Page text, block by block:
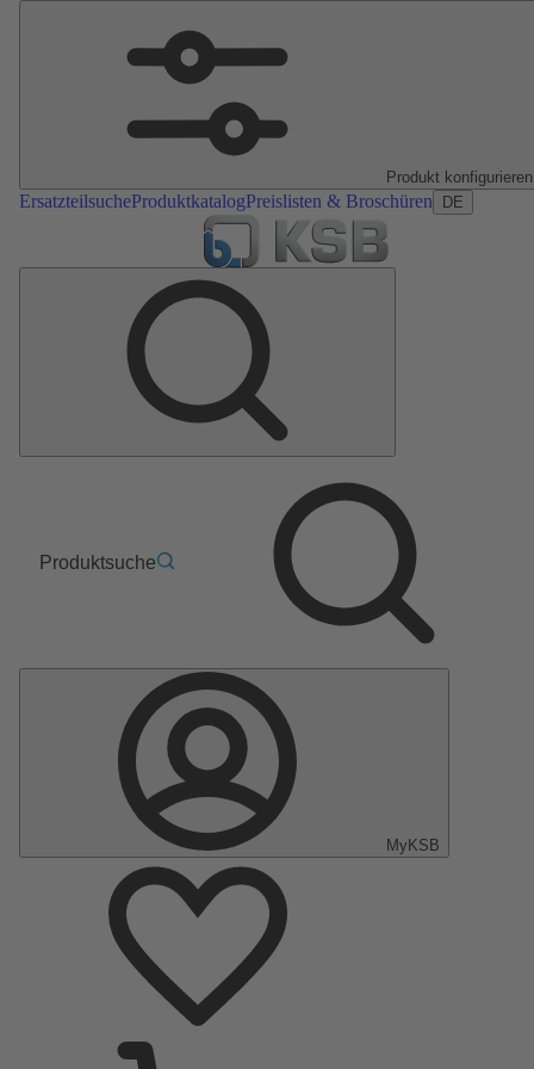
Produkt konfigurieren
ErsatzteilsucheProduktkatalogPreislisten & Broschüren DE
Produktsuche
MyKSB